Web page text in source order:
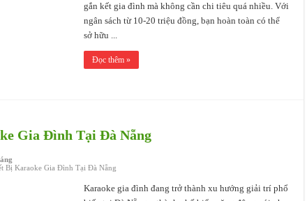
gắn kết gia đình mà không cần chi tiêu quá nhiều. Với
ngân sách từ 10-20 triệu đồng, bạn hoàn toàn có thể
sở hữu ...
Đọc thêm »
Gia Đình Tại Đà Nẵng
Bị Karaoke Gia Đình Tại Đà Nẵng
Karaoke gia đình đang trở thành xu hướng giải trí phổ